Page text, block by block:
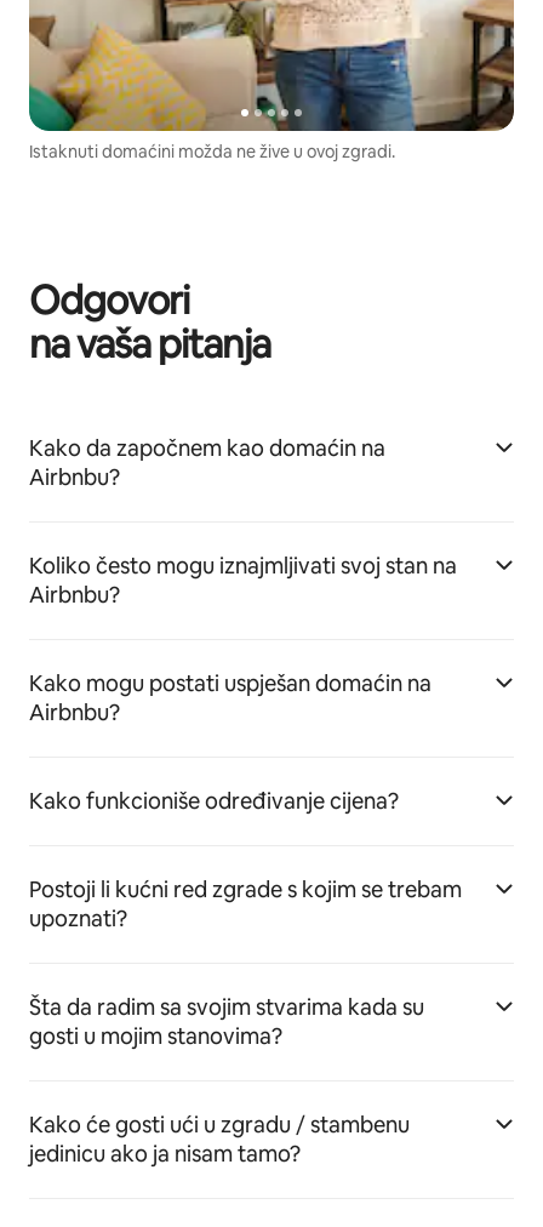
Istaknuti domaćini možda ne žive u ovoj zgradi.
Odgovori
na vaša pitanja
Kako da započnem kao domaćin na
Airbnbu?
Koliko često mogu iznajmljivati svoj stan na
Airbnbu?
Kako mogu postati uspješan domaćin na
Airbnbu?
Kako funkcioniše određivanje cijena?
Postoji li kućni red zgrade s kojim se trebam
upoznati?
Šta da radim sa svojim stvarima kada su
gosti u mojim stanovima?
Kako će gosti ući u zgradu / stambenu
jedinicu ako ja nisam tamo?